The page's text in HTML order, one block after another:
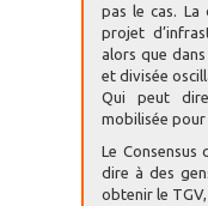
pas le cas. La
projet
alors que
et divisée
Qui peut
mobilisée pour
Le Consensus
dire à des
obtenir le